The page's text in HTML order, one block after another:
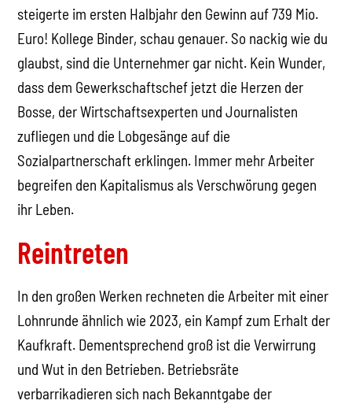
steigerte im ersten Halbjahr den Gewinn auf 739 Mio.
Euro! Kollege Binder, schau genauer. So nackig wie du
glaubst, sind die Unternehmer gar nicht. Kein Wunder,
dass dem Gewerkschaftschef jetzt die Herzen der
Bosse, der Wirtschaftsexperten und Journalisten
zufliegen und die Lobgesänge auf die
Sozialpartnerschaft erklingen. Immer mehr Arbeiter
begreifen den Kapitalismus als Verschwörung gegen
ihr Leben.
Reintreten
In den großen Werken rechneten die Arbeiter mit einer
Lohnrunde ähnlich wie 2023, ein Kampf zum Erhalt der
Kaufkraft. Dementsprechend groß ist die Verwirrung
und Wut in den Betrieben. Betriebsräte
verbarrikadieren sich nach Bekanntgabe der